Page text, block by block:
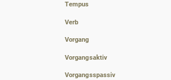
Tempus
Verb
Vorgang
Vorgangsaktiv
Vorgangsspassiv